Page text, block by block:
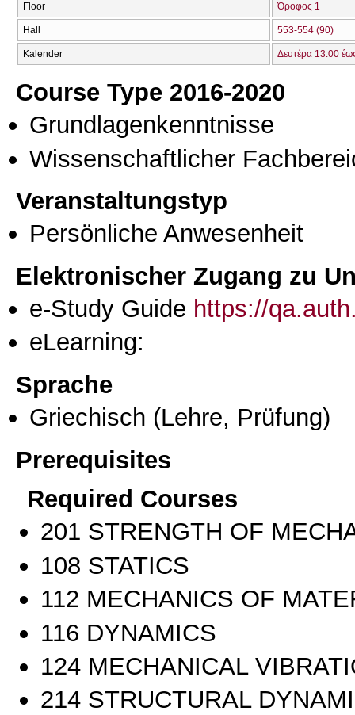
Floor Όροφος 1
Hall 553-554 (90)
Kalender Δευτέρα 13:00
Course Type 2016-2020
Grundlagenkenntnisse
Wissenschaftlicher
Veranstaltungstyp
Persönliche Anwesenheit
Elektronischer Zugang zu
e-Study Guide https://
eLearning:
Sprache
Griechisch (Lehre, Prüfung)
Prerequisites
Required Courses
201 STRENGTH OF
108 STATICS
112 MECHANICS OF
116 DYNAMICS
124 MECHANICAL
214 STRUCTURAL